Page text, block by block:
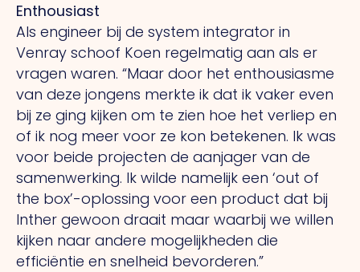
Enthousiast
Als engineer bij de system integrator in
Venray schoof Koen regelmatig aan als er
vragen waren. “Maar door het enthousiasme
van deze jongens merkte ik dat ik vaker even
bij ze ging kijken om te zien hoe het verliep en
of ik nog meer voor ze kon betekenen. Ik was
voor beide projecten de aanjager van de
samenwerking. Ik wilde namelijk een ‘out of
the box’-oplossing voor een product dat bij
Inther gewoon draait maar waarbij we willen
kijken naar andere mogelijkheden die
efficiëntie en snelheid bevorderen.”